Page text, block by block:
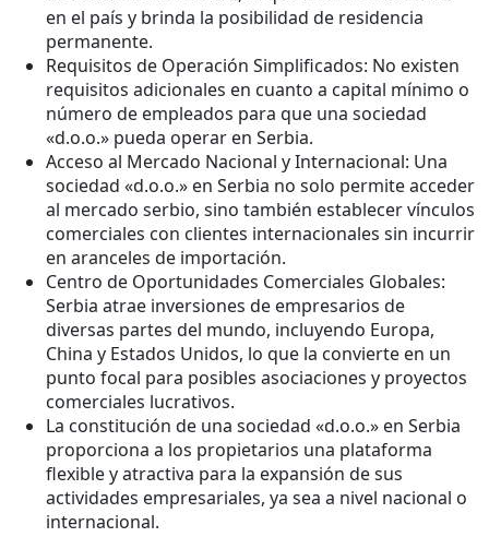
en el país y brinda la posibilidad de residencia
permanente.
Requisitos de Operación Simplificados: No existen
requisitos adicionales en cuanto a capital mínimo o
número de empleados para que una sociedad
«d.o.o.» pueda operar en Serbia.
Acceso al Mercado Nacional y Internacional: Una
sociedad «d.o.o.» en Serbia no solo permite acceder
al mercado serbio, sino también establecer vínculos
comerciales con clientes internacionales sin incurrir
en aranceles de importación.
Centro de Oportunidades Comerciales Globales:
Serbia atrae inversiones de empresarios de
diversas partes del mundo, incluyendo Europa,
China y Estados Unidos, lo que la convierte en un
punto focal para posibles asociaciones y proyectos
comerciales lucrativos.
La constitución de una sociedad «d.o.o.» en Serbia
proporciona a los propietarios una plataforma
flexible y atractiva para la expansión de sus
actividades empresariales, ya sea a nivel nacional o
internacional.